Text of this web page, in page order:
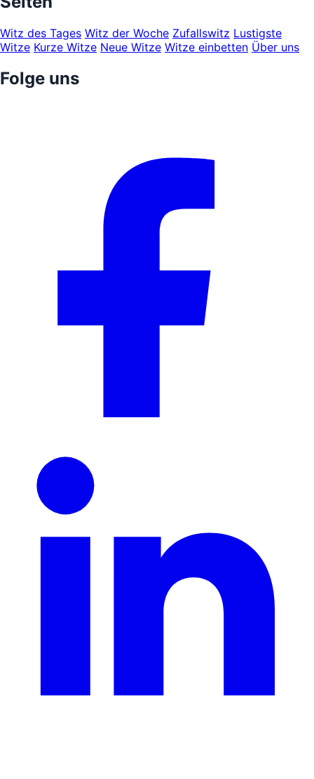
Witz des Tages Witz der Woche Zufallswitz Lustigste
Witze Kurze Witze Neue Witze Witze einbetten Über uns
Folge uns